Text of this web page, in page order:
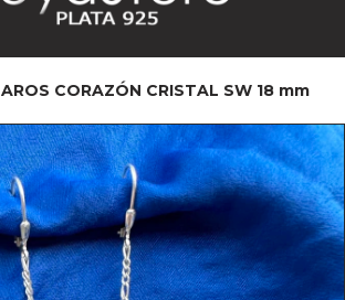
AROS CORAZÓN CRISTAL SW 18 mm